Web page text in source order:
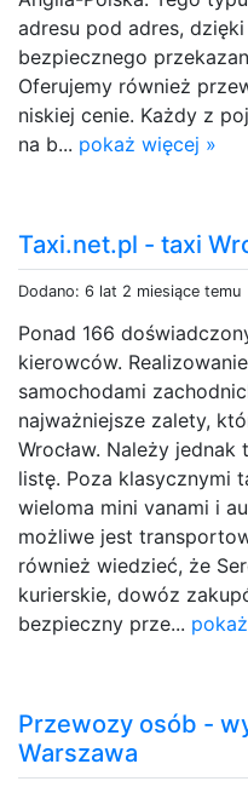
adresu pod adres,
bezpiecznego
Oferujemy również
niskiej cenie. Każdy z
na b... pokaż więcej »
Taxi.net.pl - taxi
Dodano: 6 lat 2 miesiące temu
Ponad 166
kierowców.
samochodami
najważniejsze zalety,
Wrocław. Należy
listę. Poza klasycznymi
wieloma mini vanami i
możliwe jest
również wiedzieć, że
kurierskie, dowóz
bezpieczny prze...
Przewozy osób -
Warszawa